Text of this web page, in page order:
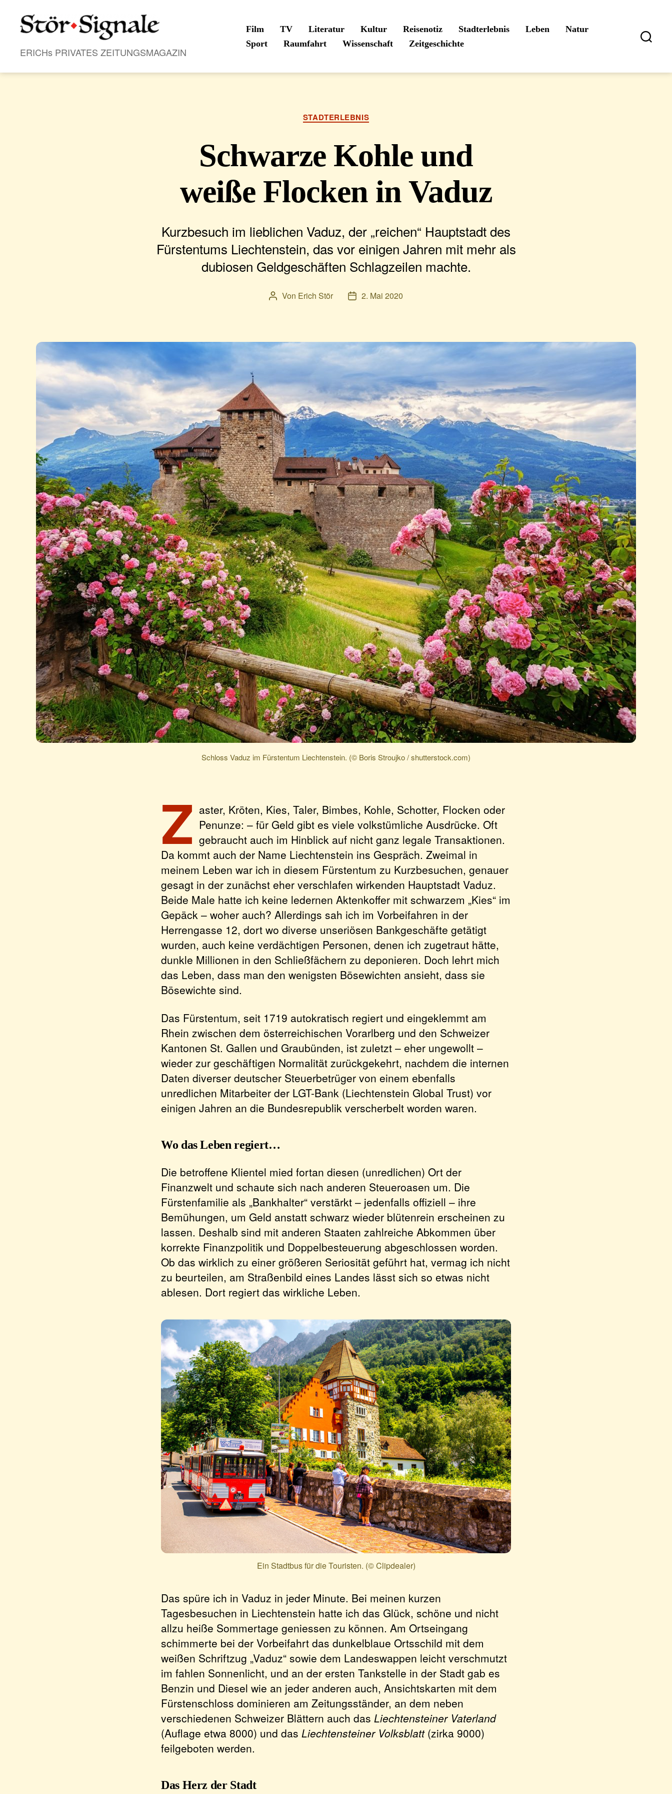
ERICHs PRIVATES ZEITUNGSMAGAZIN
Film TV Literatur Kultur Reisenotiz Stadterlebnis Leben
Natur
Sport
Raumfahrt Wissenschaft Zeitgeschichte
Kategorien
STADTERLEBNIS
Schwarze Kohle und
weiße Flocken in Vaduz
Kurzbesuch im lieblichen Vaduz, der „reichen“ Hauptstadt des
Fürstentums Liechtenstein, das vor einigen Jahren mit mehr als
dubiosen Geldgeschäften Schlagzeilen machte.
Beitragsautor
Von Erich Stör Veröffentlichungsdatum
2. Mai 2020
Schloss Vaduz im Fürstentum Liechtenstein. (© Boris Stroujko / shutterstock.com)
Z aster, Kröten, Kies, Taler, Bimbes, Kohle, Schotter, Flocken oder
Penunze: – für Geld gibt es viele volkstümliche Ausdrücke. Oft
gebraucht auch im Hinblick auf nicht ganz legale Transaktionen.
Da kommt auch der Name Liechtenstein ins Gespräch. Zweimal in
meinem Leben war ich in diesem Fürstentum zu Kurzbesuchen, genauer
gesagt in der zunächst eher verschlafen wirkenden Hauptstadt Vaduz.
Beide Male hatte ich keine ledernen Aktenkoffer mit schwarzem „Kies“ im
Gepäck – woher auch? Allerdings sah ich im Vorbeifahren in der
Herrengasse 12, dort wo diverse unseriösen Bankgeschäfte getätigt
wurden, auch keine verdächtigen Personen, denen ich zugetraut hätte,
dunkle Millionen in den Schließfächern zu deponieren. Doch lehrt mich
das Leben, dass man den wenigsten Bösewichten ansieht, dass sie
Bösewichte sind.
Das Fürstentum, seit 1719 autokratisch regiert und eingeklemmt am
Rhein zwischen dem österreichischen Vorarlberg und den Schweizer
Kantonen St. Gallen und Graubünden, ist zuletzt – eher ungewollt –
wieder zur geschäftigen Normalität zurückgekehrt, nachdem die internen
Daten diverser deutscher Steuerbetrüger von einem ebenfalls
unredlichen Mitarbeiter der LGT-Bank (Liechtenstein Global Trust) vor
einigen Jahren an die Bundesrepublik verscherbelt worden waren.
Wo das Leben regiert…
Die betroffene Klientel mied fortan diesen (unredlichen) Ort der
Finanzwelt und schaute sich nach anderen Steueroasen um. Die
Fürstenfamilie als „Bankhalter“ verstärkt – jedenfalls offiziell – ihre
Bemühungen, um Geld anstatt schwarz wieder blütenrein erscheinen zu
lassen. Deshalb sind mit anderen Staaten zahlreiche Abkommen über
korrekte Finanzpolitik und Doppelbesteuerung abgeschlossen worden.
Ob das wirklich zu einer größeren Seriosität geführt hat, vermag ich nicht
zu beurteilen, am Straßenbild eines Landes lässt sich so etwas nicht
ablesen. Dort regiert das wirkliche Leben.
Ein Stadtbus für die Touristen. (© Clipdealer)
Das spüre ich in Vaduz in jeder Minute. Bei meinen kurzen
Tagesbesuchen in Liechtenstein hatte ich das Glück, schöne und nicht
allzu heiße Sommertage geniessen zu können. Am Ortseingang
schimmerte bei der Vorbeifahrt das dunkelblaue Ortsschild mit dem
weißen Schriftzug „Vaduz“ sowie dem Landeswappen leicht verschmutzt
im fahlen Sonnenlicht, und an der ersten Tankstelle in der Stadt gab es
Benzin und Diesel wie an jeder anderen auch, Ansichtskarten mit dem
Fürstenschloss dominieren am Zeitungsständer, an dem neben
verschiedenen Schweizer Blättern auch das Liechtensteiner Vaterland
(Auflage etwa 8000) und das Liechtensteiner Volksblatt(zirka 9000)
feilgeboten werden.
Das Herz der Stadt